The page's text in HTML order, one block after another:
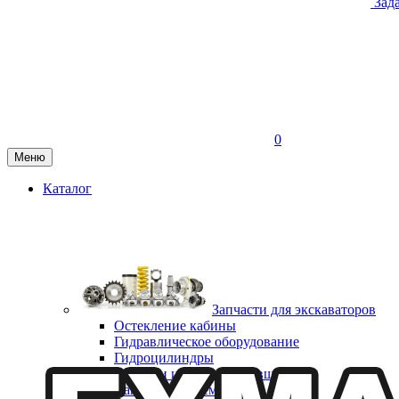
0
Меню
Каталог
Запчасти для экскаваторов
Остекление кабины
Гидравлическое оборудование
Гидроцилиндры
Коронки и адаптеры ковша
Капотная система